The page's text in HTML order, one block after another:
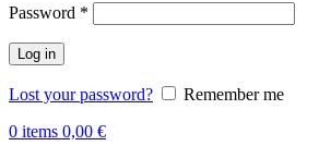
Password *
Log in
Lost your password?
Remember me
0 items 0,00 €